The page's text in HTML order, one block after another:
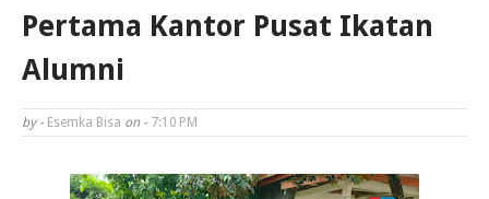
Pertama Kantor Pusat Ikatan
Alumni
by - Esemka Bisa on - 7:10 PM